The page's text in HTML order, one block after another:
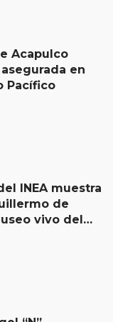
Acapulco
en
Pacífico
INEA muestra
de
vivo del